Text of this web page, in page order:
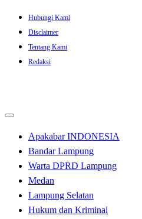
Skip
content
Hubungi Kami
Disclaimer
Tentang Kami
Redaksi
Apakabar INDONESIA
Bandar Lampung
Warta DPRD Lampung
Medan
Lampung Selatan
Hukum dan Kriminal